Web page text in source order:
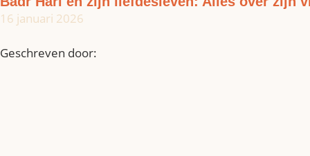
16 januari 2026
Geschreven door: